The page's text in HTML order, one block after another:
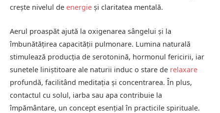
crește nivelul de energie și claritatea mentală.
Aerul proaspăt ajută la oxigenarea sângelui și la
îmbunătățirea capacității pulmonare. Lumina naturală
stimulează producția de serotonină, hormonul fericirii, iar
sunetele liniștitoare ale naturii induc o stare de relaxare
profundă, facilitând meditația și concentrarea. În plus,
contactul cu solul, iarba sau apa contribuie la
împământare, un concept esențial în practicile spirituale.